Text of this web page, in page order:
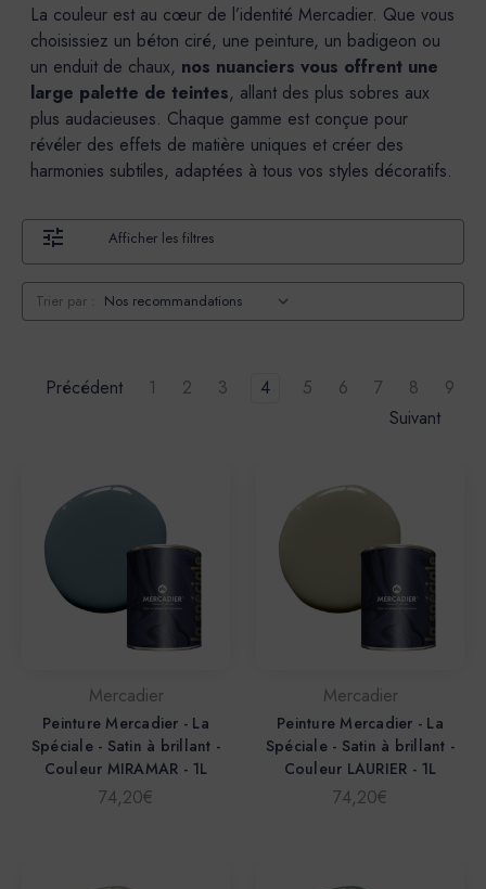
La couleur est au cœur de l’identité Mercadier. Que vous
choisissiez un béton ciré, une peinture, un badigeon ou
un enduit de chaux, nos nuanciers vous offrent une
large palette de teintes, allant des plus sobres aux
plus audacieuses. Chaque gamme est conçue pour
révéler des effets de matière uniques et créer des
harmonies subtiles, adaptées à tous vos styles décoratifs.
Afficher les filtres
Trier par :
Précédent 1 2 3 4 5 6 7 8
9
Suivant
Mercadier
Peinture Mercadier - La
Spéciale - Satin à brillant -
Couleur MIRAMAR - 1L
74,20€
Mercadier
Peinture Mercadier - La
Spéciale - Satin à brillant -
Couleur LAURIER - 1L
74,20€